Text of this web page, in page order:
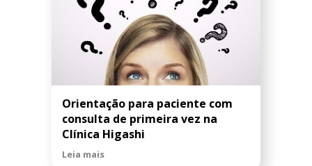
Orientação para paciente com
consulta de primeira vez na
Clínica Higashi
Leia mais